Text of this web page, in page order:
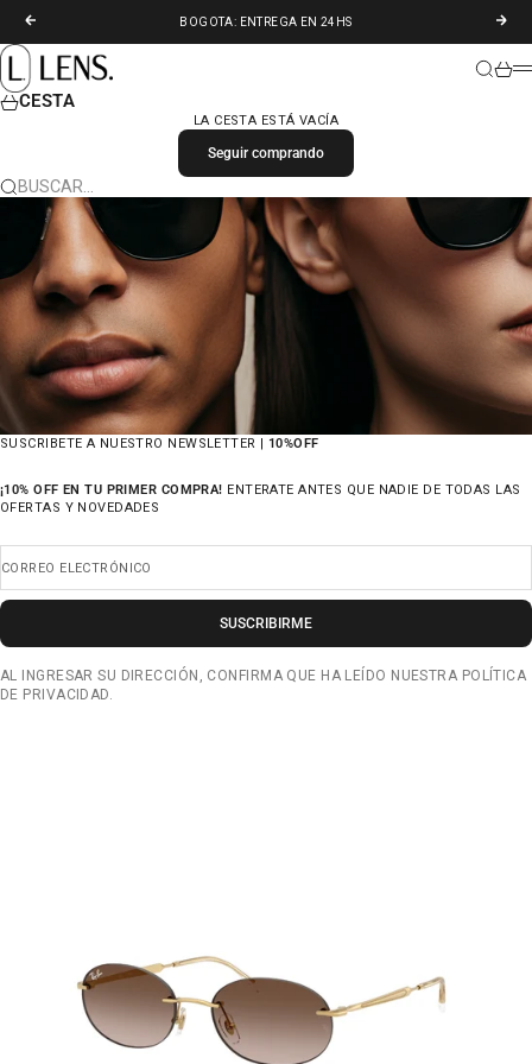
ANTERIOR
BOGOTA: ENTREGA EN 24HS
LENS. COLOMBIA
BUSCAR
CESTA
LA CESTA ESTÁ VACÍA
Seguir comprando
BUSCAR…
SUSCRIBETE A NUESTRO NEWSLETTER | 10%OFF
¡10% OFF EN TU PRIMER COMPRA! ENTERATE ANTES QUE NADIE DE TODAS LAS
OFERTAS Y NOVEDADES
CORREO ELECTRÓNICO
SUSCRIBIRME
AL INGRESAR SU DIRECCIÓN, CONFIRMA QUE HA LEÍDO NUESTRA POLÍTICA
DE PRIVACIDAD.